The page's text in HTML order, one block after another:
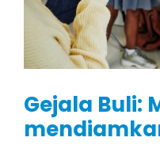
Gejala Buli: